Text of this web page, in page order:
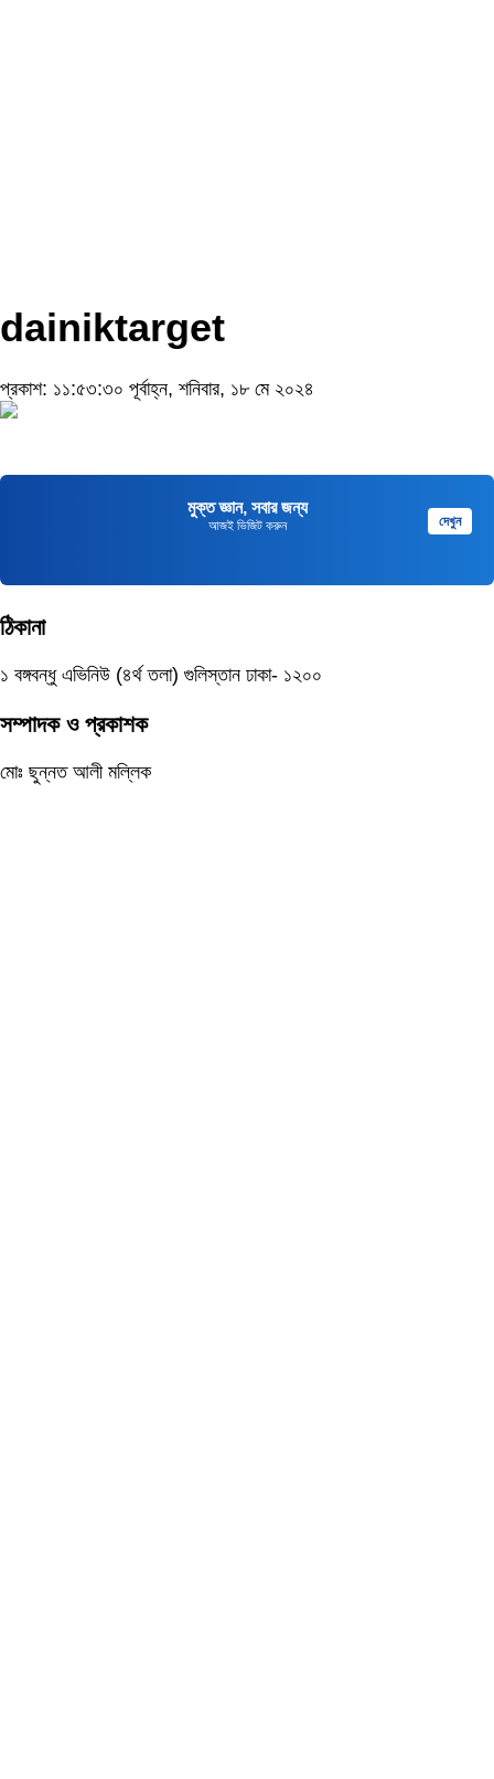
dainiktarget
প্রকাশ: ১১:৫৩:৩০ পূর্বাহ্ন, শনিবার, ১৮ মে ২০২৪
মুক্ত জ্ঞান, সবার জন্য
আজই ভিজিট করুন দেখুন
ঠিকানা
১ বঙ্গবন্ধু এভিনিউ (৪র্থ তলা) গুলিস্তান ঢাকা- ১২০০
সম্পাদক ও প্রকাশক
মোঃ ছুন্নত আলী মল্লিক